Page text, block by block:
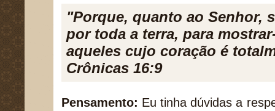
"Porque, quanto ao Senhor,
por toda a terra, para
aqueles cujo coração é
Crônicas 16:9
Pensamento: Eu tinha dúvidas a